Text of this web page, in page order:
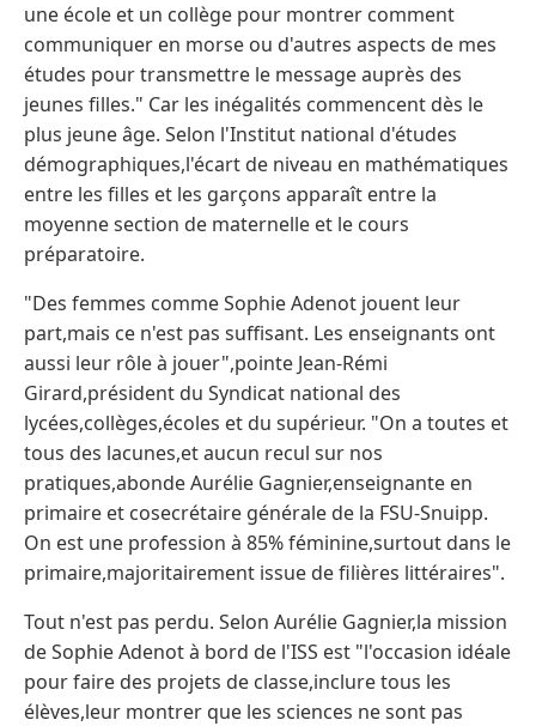
une école et un collège pour montrer comment
communiquer en morse ou d'autres aspects de mes
études pour transmettre le message auprès des
jeunes filles." Car les inégalités commencent dès le
plus jeune âge. Selon l'Institut national d'études
démographiques,l'écart de niveau en mathématiques
entre les filles et les garçons apparaît entre la
moyenne section de maternelle et le cours
préparatoire.
"Des femmes comme Sophie Adenot jouent leur
part,mais ce n'est pas suffisant. Les enseignants ont
aussi leur rôle à jouer",pointe Jean-Rémi
Girard,président du Syndicat national des
lycées,collèges,écoles et du supérieur. "On a toutes et
tous des lacunes,et aucun recul sur nos
pratiques,abonde Aurélie Gagnier,enseignante en
primaire et cosecrétaire générale de la FSU-Snuipp.
On est une profession à 85% féminine,surtout dans le
primaire,majoritairement issue de filières littéraires".
Tout n'est pas perdu. Selon Aurélie Gagnier,la mission
de Sophie Adenot à bord de l'ISS est "l'occasion idéale
pour faire des projets de classe,inclure tous les
élèves,leur montrer que les sciences ne sont pas